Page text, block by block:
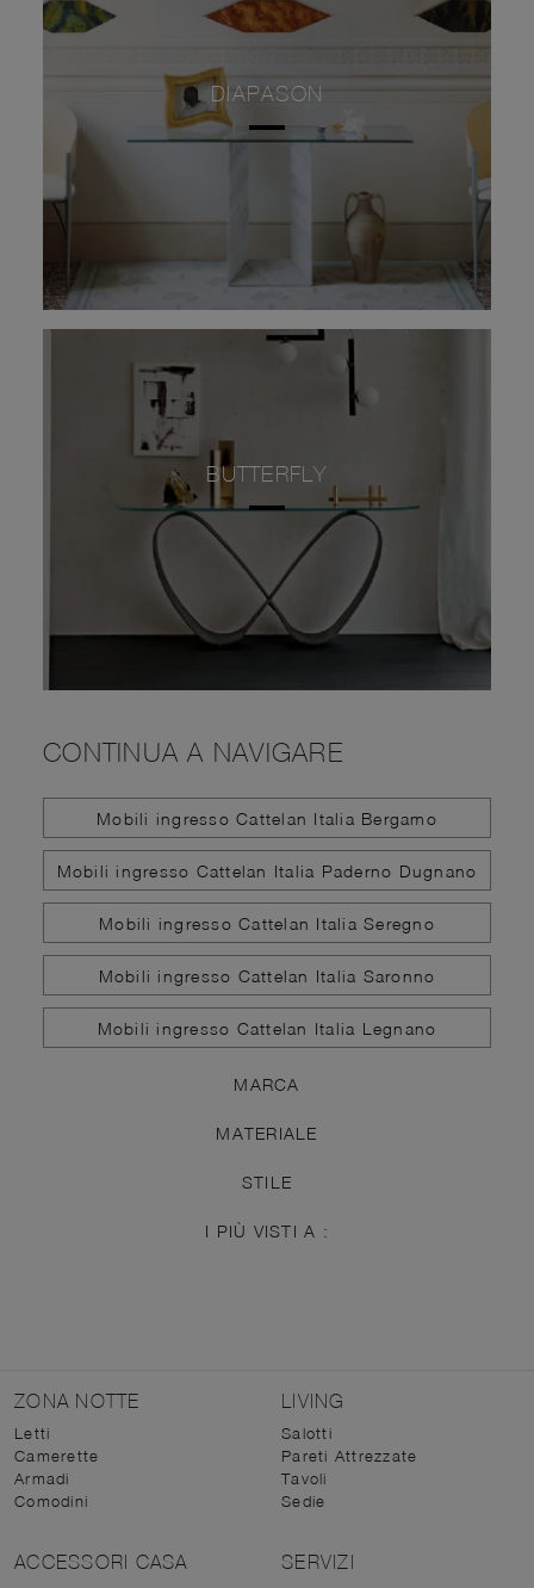
DIAPASON
BUTTERFLY
CONTINUA A NAVIGARE
Mobili ingresso Cattelan Italia Bergamo
Mobili ingresso Cattelan Italia Paderno Dugnano
Mobili ingresso Cattelan Italia Seregno
Mobili ingresso Cattelan Italia Saronno
Mobili ingresso Cattelan Italia Legnano
MARCA
MATERIALE
STILE
I PIÙ VISTI A :
ZONA NOTTE
Letti
Camerette
Armadi
Comodini
LIVING
Salotti
Pareti Attrezzate
Tavoli
Sedie
ACCESSORI CASA SERVIZI